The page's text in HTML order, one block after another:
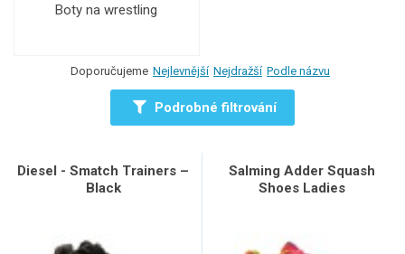
Boty na wrestling
Doporučujeme Nejlevnější Nejdražší Podle názvu
Podrobné filtrování
Diesel - Smatch Trainers –
Black
Salming Adder Squash
Shoes Ladies